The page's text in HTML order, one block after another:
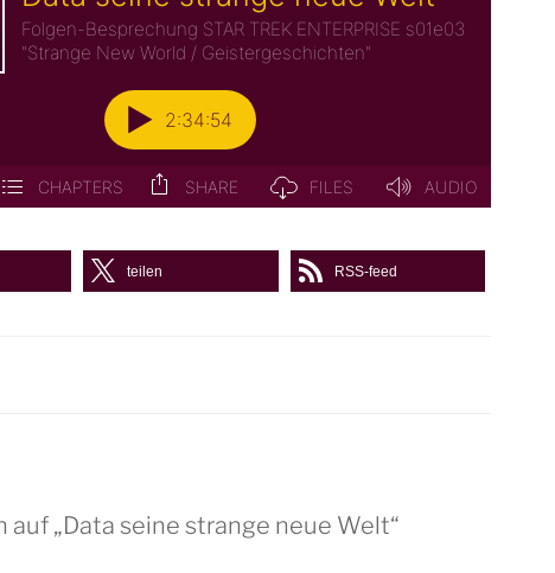
teilen RSS-feed
auf „Data seine strange neue Welt“